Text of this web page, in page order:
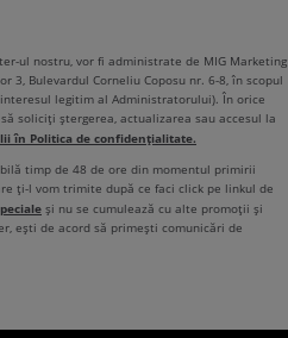
ul nostru, vor fi administrate de MIG Marketing
3, Bulevardul Corneliu Coposu nr. 6-8, în scopul
legitim al Administratorului). În orice
soliciți ștergerea, actualizarea sau accesul la
în Politica de confidențialitate.
timp de 48 de ore din momentul primirii
ți-l vom trimite după ce faci click pe linkul de
și nu se cumulează cu alte promoții și
ești de acord să primești comunicări de